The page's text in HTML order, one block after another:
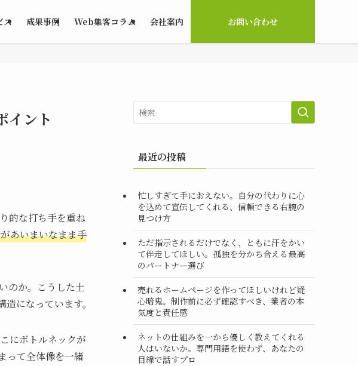
ス 成果事例 Web集客コラム 会社案内 お問い合わせ
イント
的な打ち手を重ね
あいまいなまま手
のか。こうした土
になっています。
にボトルネックが
って全体像を一緒
最近の投稿
忙しすぎて手におえない。自分の代わりに心
を込めて宣伝してくれる、信頼できる右腕の
見つけ方
ただ指示されるだけでなく、ともに汗をかい
て伴走してほしい。孤独を分かち合える最高
のパートナー選び
売れるホームページを作ってほしいけれど疑
心暗鬼。制作前に必ず確認すべき、業者の本
気度と責任感
ネットの仕組みを一から優しく教えてくれる
人はいないか。専門用語を使わず、あなたの
目線で話すプロ